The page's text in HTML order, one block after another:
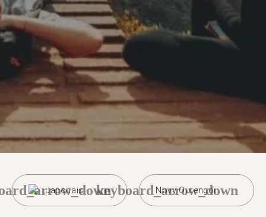
Japonais Novy Ourengoï
keyboard_arrow_down